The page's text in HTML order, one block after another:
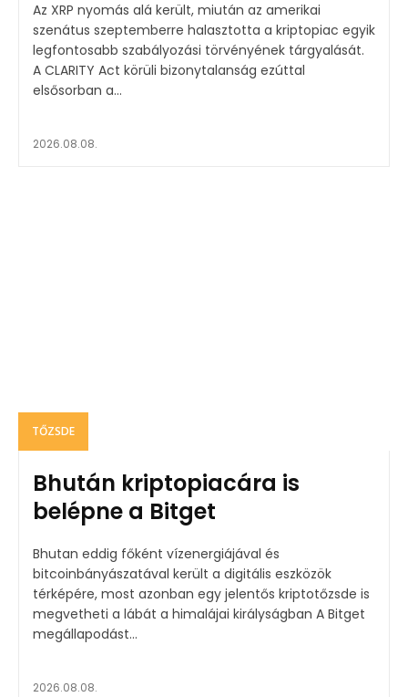
Az XRP nyomás alá került, miután az amerikai
szenátus szeptemberre halasztotta a kriptopiac egyik
legfontosabb szabályozási törvényének tárgyalását.
A CLARITY Act körüli bizonytalanság ezúttal
elsősorban a...
2026.08.08.
TŐZSDE
Bhután kriptopiacára is
belépne a Bitget
Bhutan eddig főként vízenergiájával és
bitcoinbányászatával került a digitális eszközök
térképére, most azonban egy jelentős kriptotőzsde is
megvetheti a lábát a himalájai királyságban A Bitget
megállapodást...
2026.08.08.